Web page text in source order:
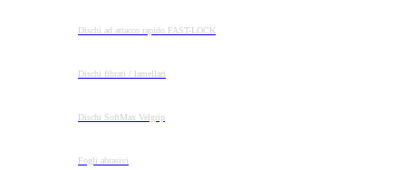
Dischi ad attacco rapido FAST-LOCK
Dischi fibrati / lamellari
Dischi SoftMax Velgrip
Fogli abrasivi